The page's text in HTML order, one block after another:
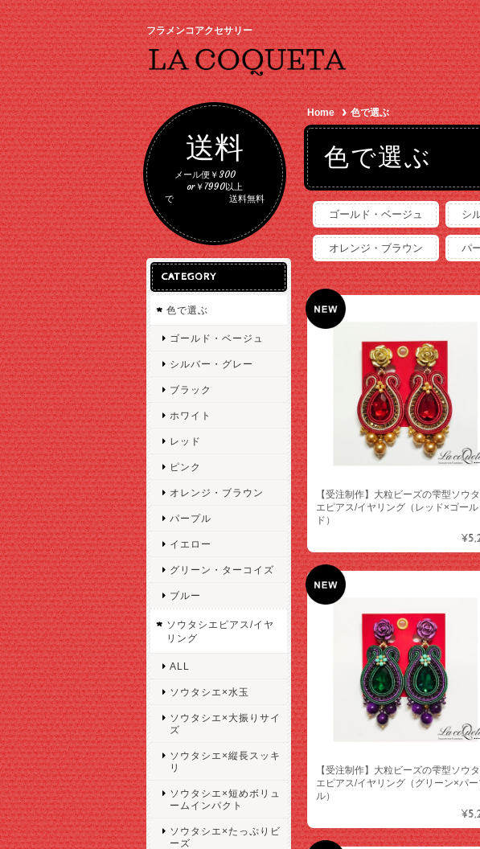
フラメンコアクセサリー
Home 色で選ぶ
色で選ぶ
ゴールド・ベージュ シ
オレンジ・ブラウン パ
【受注制作】大粒ビーズの雫型ソウ
エピアス/イヤリング（レッド×ゴール
ド）
【受注制作】大粒ビーズの雫型ソウ
エピアス/イヤリング（グリーン×パー
ル）
送料
メール便￥300
or￥7990以上
で 送料無料
CATEGORY
色で選ぶ
ゴールド・ベージュ
シルバー・グレー
ブラック
ホワイト
レッド
ピンク
オレンジ・ブラウン
パープル
イエロー
グリーン・ターコイズ
ブルー
ソウタシエピアス/イヤ
リング
ALL
ソウタシエ×水玉
ソウタシエ×大振りサイ
ズ
ソウタシエ×縦長スッキ
リ
ソウタシエ×短めボリュ
ームインパクト
ソウタシエ×たっぷりビ
ーズ